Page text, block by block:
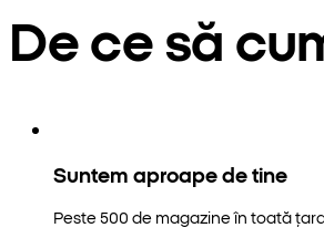
De ce să
Suntem aproape de tine
Peste 500 de magazine în toată